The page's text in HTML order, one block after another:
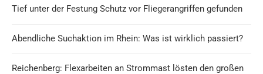
Tief unter der Festung Schutz vor Fliegerangriffen gefunden
Abendliche Suchaktion im Rhein: Was ist wirklich passiert?
Reichenberg: Flexarbeiten an Strommast lösten den großen